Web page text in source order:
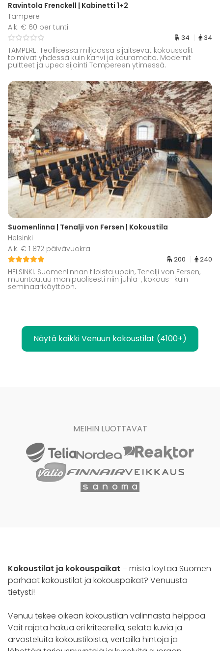
Ravintola Frenckell | Kabinetti 1+2
Tampere
Alk. € 60 per tunti
34 34
TAMPERE. Teollisessa miljöössä sijaitsevat kokoussalit
toimivat yhdessä kuin kahvi ja kauramaito. Modernit
puitteet ja upea sijainti Tampereen ytimessä.
Suomenlinna | Tenalji von Fersen | Kokoustila
Helsinki
Alk. € 1 872 päivävuokra
200 240
HELSINKI. Suomenlinnan tiloista upein, Tenalji von Fersen,
muuntautuu monipuolisesti niin juhla-, kokous- kuin
seminaarikäyttöön.
Näytä kaikki Venuun kokoustilat (4100+)
MEIHIN LUOTTAVAT
Kokoustilat ja kokouspaikat – mistä löytää Suomen
parhaat kokoustilat ja kokouspaikat? Venuusta
tietysti!
Venuu tekee oikean kokoustilan valinnasta helppoa.
Voit rajata hakua eri kriteereillä, selata kuvia ja
arvosteluita kokoustiloista, vertailla hintoja ja